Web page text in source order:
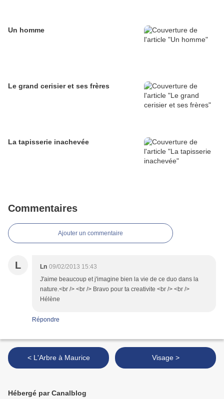
Un homme
Le grand cerisier et ses frères
La tapisserie inachevée
Commentaires
Ajouter un commentaire
L Ln 09/02/2013 15:43
J'aime beaucoup et j'imagine bien la vie de ce duo dans la
nature.<br /> <br /> Bravo pour ta creativite <br /> <br />
Hélène
Répondre
< L'Arbre à Maurice Visage >
Hébergé par Canalblog